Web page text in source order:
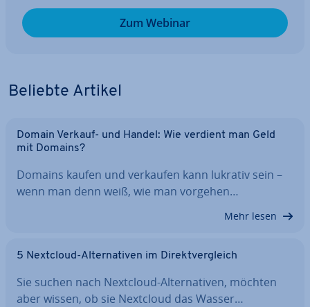
Zum Webinar
Beliebte Artikel
Domain Verkauf- und Handel: Wie verdient man Geld
mit Domains?
Domains kaufen und verkaufen kann lukrativ sein –
wenn man denn weiß, wie man vorgehen…
Mehr lesen
5 Nextcloud-Al­ter­na­ti­ven im Di­rekt­ver­gleich
Sie suchen nach Nextcloud-Al­ter­na­ti­ven, möchten
aber wissen, ob sie Nextcloud das Wasser…